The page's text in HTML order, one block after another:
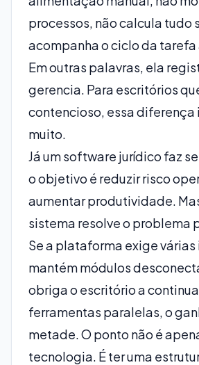
processos, não calcula tudo
acompanha o ciclo da
Em outras palavras, ela
gerencia. Para escritórios
contencioso, essa diferença
muito.
Já um software jurídico faz
o objetivo é reduzir risco
aumentar produtividade.
sistema resolve o problema
Se a plataforma exige
mantém módulos
obriga o escritório a
ferramentas paralelas, o
metade. O ponto não é
tecnologia. É ter uma